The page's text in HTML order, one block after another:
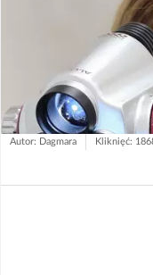
Autor: Dagmara Kliknięć: